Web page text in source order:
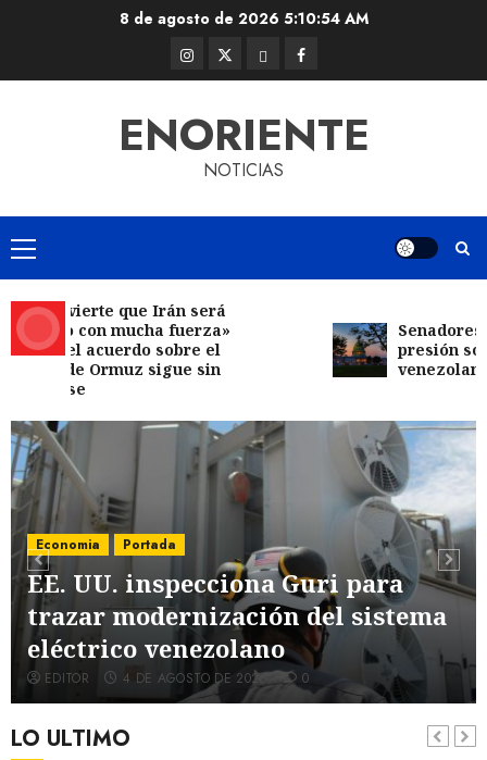
8 de agosto de 2026 5:10:55 AM
Instagram
@EnOriente
Twitter
(X)
ThreadsFacebook
ENORIENTE
NOTICIAS
Primary
Menu
advierte que Irán será
con mucha fuerza»
el acuerdo sobre el
de Ormuz sigue sin
Senadores de
presión sobre
venezolana
Economia Portada
EE. UU. inspecciona Guri para
trazar modernización del sistema
eléctrico venezolano
EDITOR 4 DE AGOSTO DE 2026 0
LO ULTIMO
5
Cleanz aprueba en 1ra discusión
Proyecto de Ley en cuanto a
Prevención en caso de Desastres
Naturales en el estado
5 DE AGOSTO DE 2026
6
Regionales
Alcaldesa Sugey Herrera dota con 14
motos a la Dirección de Vigilancia y
Tránsito Terrestre
5 DE AGOSTO DE 2026
7
Trump advierte que Irán será